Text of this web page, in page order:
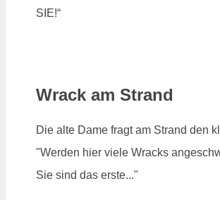
SIE!“
Wrack am Strand
Die alte Dame fragt am Strand den
"Werden hier viele Wracks
Sie sind das erste..."